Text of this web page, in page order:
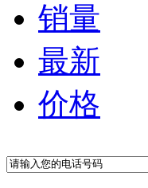
销量
最新
价格